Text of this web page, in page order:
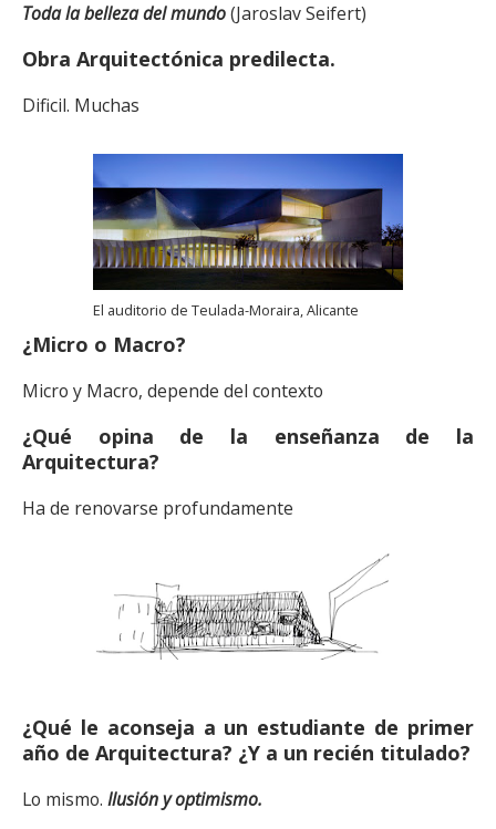
Toda la belleza del mundo(Jaroslav Seifert)
Obra Arquitectónica predilecta.
Dificil. Muchas
El auditorio de Teulada-Moraira, Alicante
¿Micro o Macro?
Micro y Macro, depende del contexto
¿Qué opina de la enseñanza de la
Arquitectura?
Ha de renovarse profundamente
¿Qué le aconseja a un estudiante de primer
año de Arquitectura? ¿Y a un recién titulado?
Lo mismo. Ilusión y optimismo.